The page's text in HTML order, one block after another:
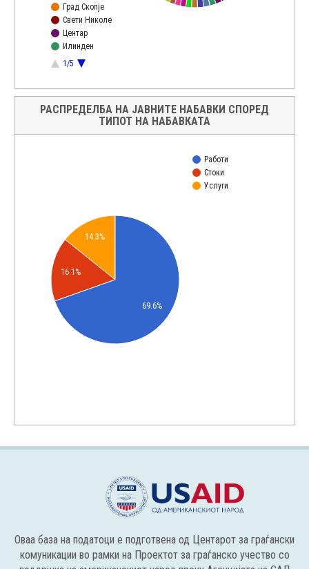
Град Скопје
Свети Николе
Центар
Илинден
1/5
РАСПРЕДЕЛБА НА ЈАВНИТЕ НАБАВКИ СПОРЕД
ТИПОТ НА НАБАВКАТА
Работи
Стоки
Услуги
14.3%
16.1%
69.6%
Оваа база на податоци е подготвена од Центарот за граѓански
комуникации во рамки на Проектот за граѓанско учество со